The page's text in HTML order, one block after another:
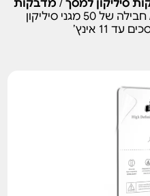
סיליקון למסך/ מדבקות
/ חבילה של 50 מגני סיליקון